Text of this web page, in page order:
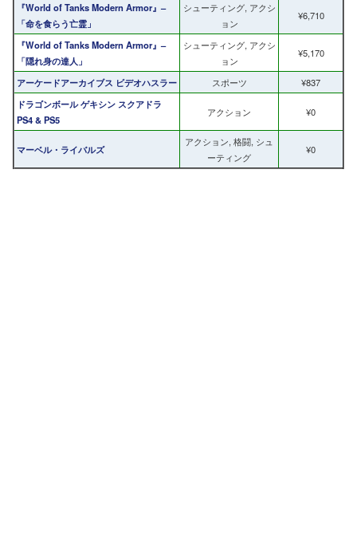
『World of Tanks Modern Armor』–
「命を食らう亡霊」
シューティング, アクシ
ョン
¥6,710
『World of Tanks Modern Armor』–
「隠れ身の達人」
シューティング, アクシ
ョン
¥5,170
アーケードアーカイブス ビデオハスラー スポーツ
¥837
ドラゴンボール ゲキシン スクアドラ
PS4 & PS5
アクション ¥0
マーベル・ライバルズ
アクション, 格闘, シュ
ーティング
¥0